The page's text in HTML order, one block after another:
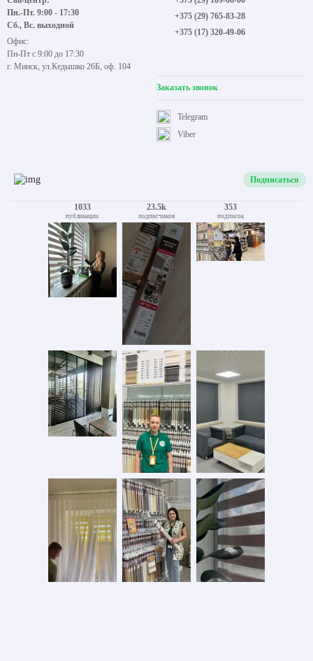
Пн.-Пт. 9:00 - 17:30
Сб., Вс. выходной
Офис:
Пн-Пт с 9:00 до 17:30
г. Минск, ул.Кедышко 26Б, оф. 104
+375 (29) 765-83-28
+375 (17) 320-49-06
Заказать звонок
Viber
Telegram
Подписаться
1033
публикации
23.5k
подписчиков
353
подписок